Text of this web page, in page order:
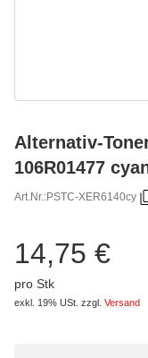
Alternativ-
106R01477
Art.Nr.:PSTC-XER6140cy
14,75 €
pro Stk
exkl. 19% USt. zzgl. Versand